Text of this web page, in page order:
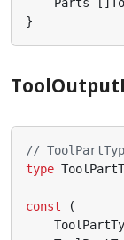
}
// ToolPartType
type
const
(